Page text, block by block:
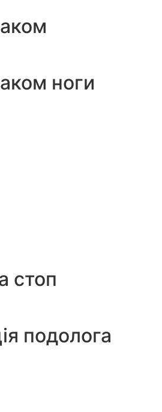
ноги
стоп
подолога